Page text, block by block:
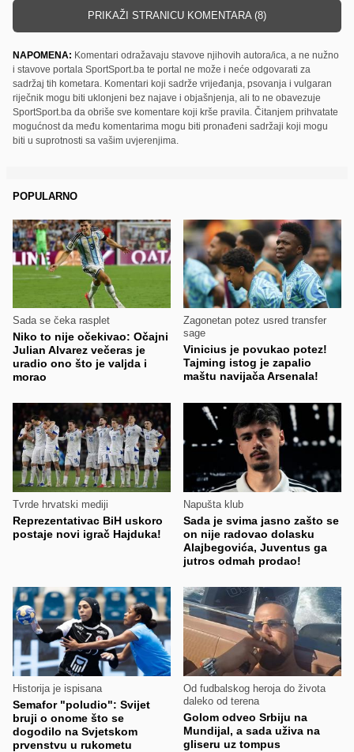
PRIKAŽI STRANICU KOMENTARA (8)
NAPOMENA: Komentari odražavaju stavove njihovih autora/ica, a ne nužno
i stavove portala SportSport.ba te portal ne može i neće odgovarati za
sadržaj tih kometara. Komentari koji sadrže vrijeđanja, psovanja i vulgaran
riječnik mogu biti uklonjeni bez najave i objašnjenja, ali to ne obavezuje
SportSport.ba da obriše sve komentare koji krše pravila. Čitanjem prihvatate
mogućnost da među komentarima mogu biti pronađeni sadržaji koji mogu
biti u suprotnosti sa vašim uvjerenjima.
POPULARNO
Sada se čeka rasplet
Niko to nije očekivao: Očajni
Julian Alvarez večeras je
uradio ono što je valjda i
morao
Zagonetan potez usred transfer
sage
Vinicius je povukao potez!
Tajming istog je zapalio
maštu navijača Arsenala!
Tvrde hrvatski mediji
Reprezentativac BiH uskoro
postaje novi igrač Hajduka!
Napušta klub
Sada je svima jasno zašto se
on nije radovao dolasku
Alajbegovića, Juventus ga
jutros odmah prodao!
Historija je ispisana
Semafor "poludio": Svijet
bruji o onome što se
dogodilo na Svjetskom
prvenstvu u rukometu
Od fudbalskog heroja do života
daleko od terena
Golom odveo Srbiju na
Mundijal, a sada uživa na
gliseru uz tompus